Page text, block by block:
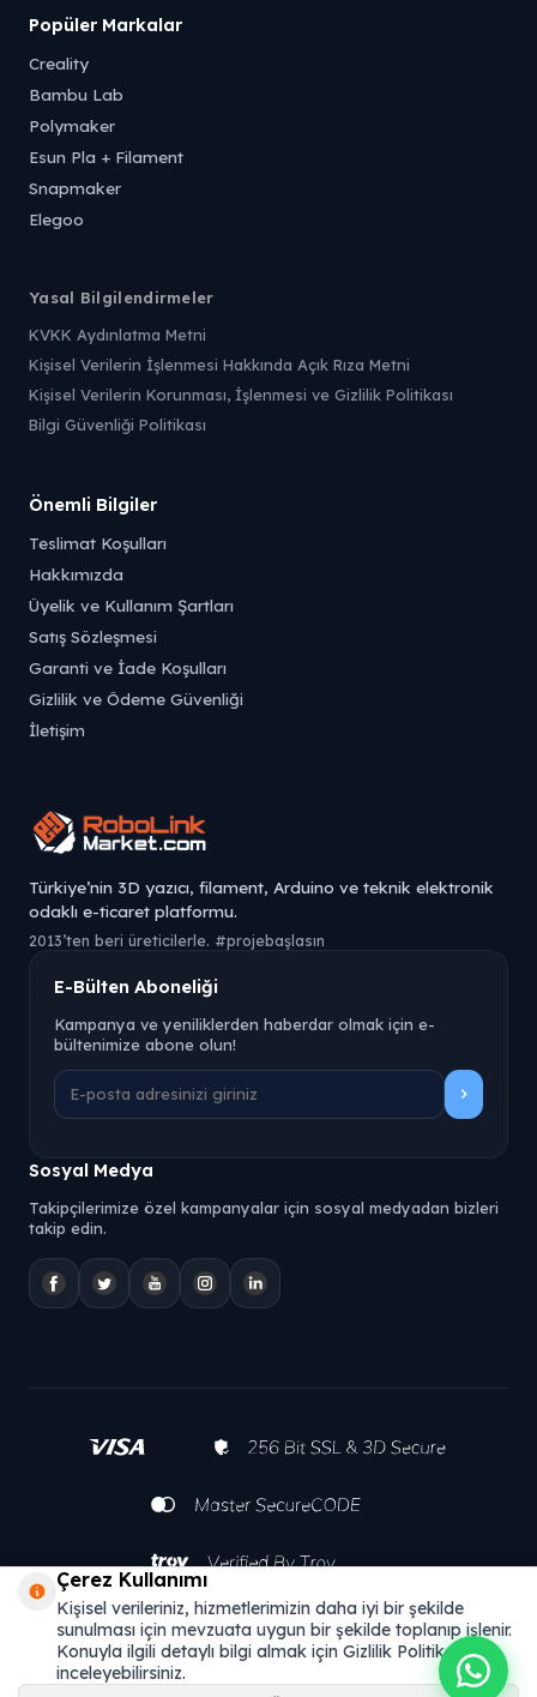
Popüler Markalar
Creality
Bambu Lab
Polymaker
Esun Pla + Filament
Snapmaker
Elegoo
Yasal Bilgilendirmeler
KVKK Aydınlatma Metni
Kişisel Verilerin İşlenmesi Hakkında Açık Rıza Metni
Kişisel Verilerin Korunması, İşlenmesi ve Gizlilik Politikası
Bilgi Güvenliği Politikası
Önemli Bilgiler
Teslimat Koşulları
Hakkımızda
Üyelik ve Kullanım Şartları
Satış Sözleşmesi
Garanti ve İade Koşulları
Gizlilik ve Ödeme Güvenliği
İletişim
Türkiye’nin 3D yazıcı, filament, Arduino ve teknik elektronik
odaklı e-ticaret platformu.
2013’ten beri üreticilerle. #projebaşlasın
E-Bülten Aboneliği
Kampanya ve yeniliklerden haberdar olmak için e-
bültenimize abone olun!
Sosyal Medya
Takipçilerimize özel kampanyalar için sosyal medyadan bizleri
takip edin.
Çerez Kullanımı
Kişisel verileriniz, hizmetlerimizin daha iyi bir şekilde
sunulması için mevzuata uygun bir şekilde toplanıp işlenir.
Konuyla ilgili detaylı bilgi almak için Gizlilik Politikamızı
inceleyebilirsiniz.